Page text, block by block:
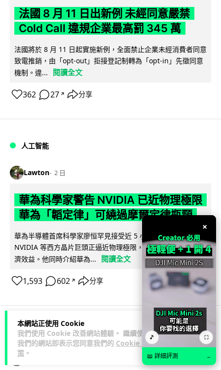
本網站正使用 Cookie
我們使用 Cookie 改善網站體驗。 繼續使用
我們的網站即表示您同意我們的 Cookie 政
策 。
法國 8 月 11 日出新例 未經同意嚴禁
Cold Call 違規企業最高罰 345 萬
法國將於 8 月 11 日起實施新例，全面禁止企業未經消費者同意
致電推銷，由「opt-out」拒接登記制轉為「opt-in」先徵同意
機制。違...
閱讀全文
362 27 ↗ 分享
人工智能
Lawton 2 日
華為科學家警告 NVIDIA 已近物理極限
華為「韜定律」可繞過摩爾定律瓶頸
華為半導體首席科學家廖恒罕見接受近 5 小時專訪，警告
NVIDIA 等西方晶片巨頭正逼近物理極限，傳統製程升級已失經
濟效益。他同時介紹華為...
閱讀全文
1,593 602 ↗ 分享
科技娛樂 生活娛樂 城中熱話
Lawton
×
🎵 ⛶
📖 詳細評測 →